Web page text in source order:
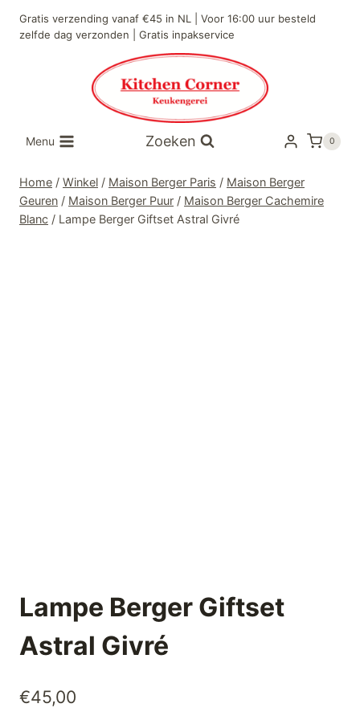
naar
Gratis verzending vanaf €45 in NL | Voor 16:00 uur besteld
zelfde dag verzonden | Gratis inpakservice
Menu Zoeken 0
Home / Winkel / Maison Berger Paris / Maison Berger
Geuren / Maison Berger Puur / Maison Berger Cachemire
Blanc / Lampe Berger Giftset Astral Givré
Lampe Berger Giftset
Astral Givré
€45,00